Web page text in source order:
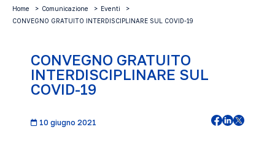
Home Comunicazione
Eventi
CONVEGNO GRATUITO INTERDISCIPLINARE SUL COVID-19
CONVEGNO GRATUITO
INTERDISCIPLINARE SUL
COVID-19
10 giugno 2021